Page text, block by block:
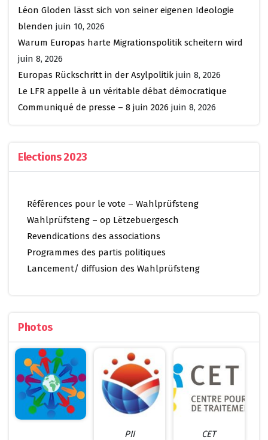
Léon Gloden lässt sich von seiner eigenen Ideologie
blenden juin 10, 2026
Warum Europas harte Migrationspolitik scheitern wird
juin 8, 2026
Europas Rückschritt in der Asylpolitik juin 8, 2026
Le LFR appelle à un véritable débat démocratique
Communiqué de presse – 8 juin 2026 juin 8, 2026
Elections 2023
Références pour le vote – Wahlprüfsteng
Wahlprüfsteng – op Lëtzebuergesch
Revendications des associations
Programmes des partis politiques
Lancement/ diffusion des Wahlprüfsteng
Photos
PII CET